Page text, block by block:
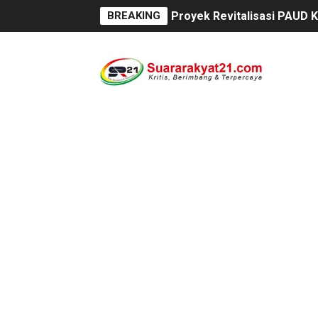
BREAKING Proyek Revitalisasi PAUD
Di ikuti 14 Desa Turnamen